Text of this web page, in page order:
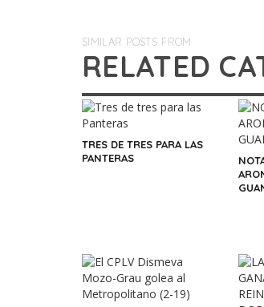
SIMILAR POSTS FROM
RELATED
TRES DE TRES PARA LAS
PANTERAS